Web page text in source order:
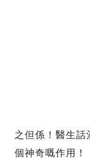
之但係！醫生話
個神奇嘅作用！